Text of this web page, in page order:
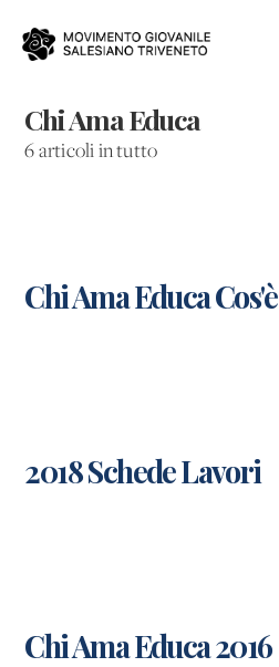
Chi Ama Educa
6 articoli in tutto
Chi Ama Educa Cos'è
2018 Schede Lavori
Chi Ama Educa 2016